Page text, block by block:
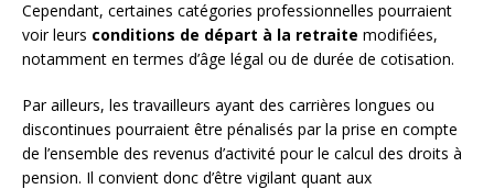
Cependant, certaines catégories professionnelles pourraient
voir leurs conditions de départ à la retraite modifiées,
notamment en termes d’âge légal ou de durée de cotisation.
Par ailleurs, les travailleurs ayant des carrières longues ou
discontinues pourraient être pénalisés par la prise en compte
de l’ensemble des revenus d’activité pour le calcul des droits à
pension. Il convient donc d’être vigilant quant aux